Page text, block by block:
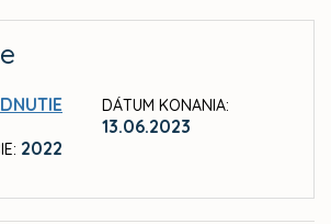
2022
DÁTUM KONANIA:
13.06.2023